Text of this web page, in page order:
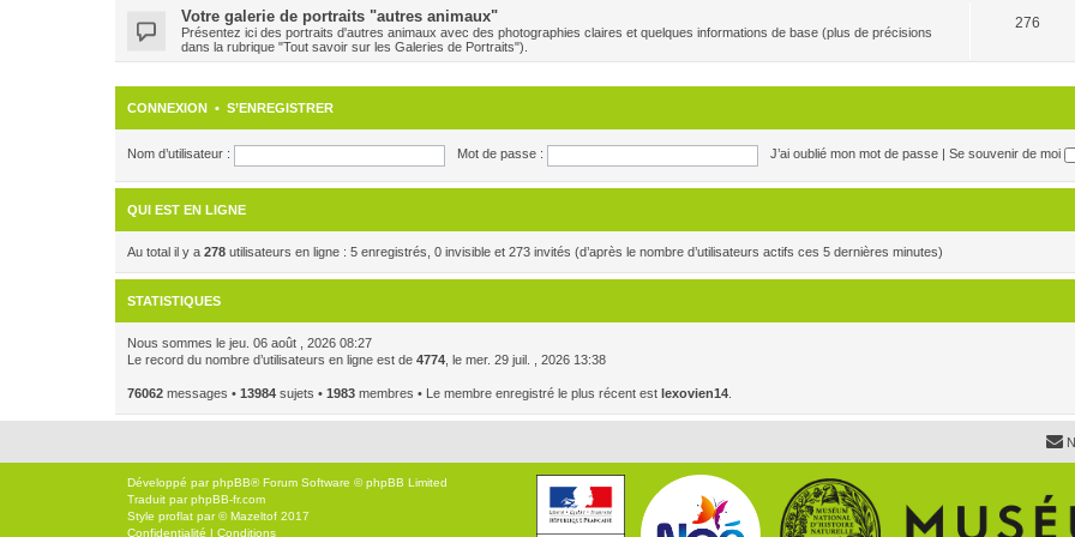
Votre galerie de portraits "autres animaux"
Présentez ici des portraits d'autres animaux avec des photographies claires et quelques informations de base (plus de précisions
dans la rubrique "Tout savoir sur les Galeries de Portraits").
276
CONNEXION • S’ENREGISTRER
Nom d’utilisateur : Mot de passe : J’ai oublié mon mot de passe Se souvenir de moi
QUI EST EN LIGNE
Au total il y a 278 utilisateurs en ligne : 5 enregistrés, 0 invisible et 273 invités (d’après le nombre d’utilisateurs actifs ces 5 dernières minutes)
STATISTIQUES
Nous sommes le jeu. 06 août , 2026 08:27
Le record du nombre d’utilisateurs en ligne est de 4774 , le mer. 29 juil. , 2026 13:38
76062 messages • 13984 sujets • 1983 membres • Le membre enregistré le plus récent est lexovien14
Développé parphpBB® Forum Software © phpBB Limited
Traduit parphpBB-fr.com
Style proflat par ©Mazeltof 2017
Confidentialité | Conditions